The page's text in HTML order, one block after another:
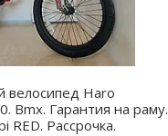
Haro
Bmx. Гарантия на раму.
RED. Рассрочка.